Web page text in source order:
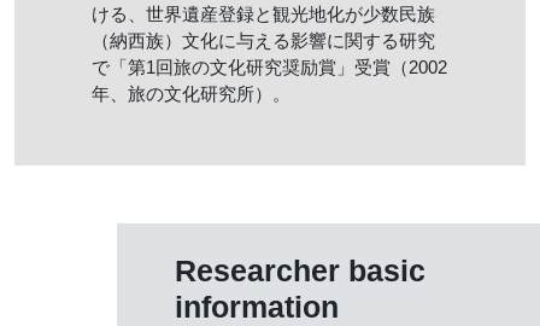
ける、世界遺産登録と観光地化が少数民族
（納西族）文化に与える影響に関する研究
で「第1回旅の文化研究奨励賞」受賞（2002
年、旅の文化研究所）。
Researcher basic
information